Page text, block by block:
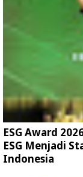
ESG Award
ESG Menjadi
Indonesia